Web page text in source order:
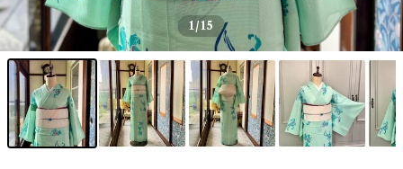
1/15